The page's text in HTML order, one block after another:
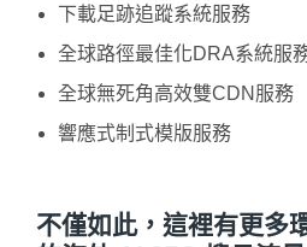
下載足跡追蹤系統服務
全球路徑最佳化DRA系統服
全球無死角高效雙CDN服務
響應式制式模版服務
不僅如此，這裡有更多